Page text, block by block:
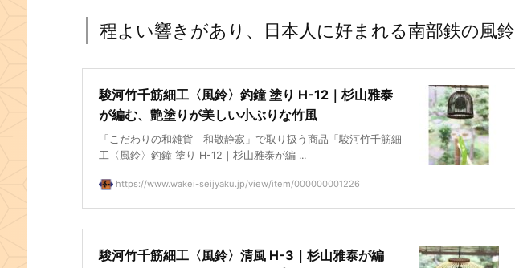
程よい響きがあり、日本人に好まれる南部鉄の風鈴
駿河竹千筋細工〈風鈴〉釣鐘 塗り H-12｜杉山雅泰
が編む、艶塗りが美しい小ぶりな竹風
「こだわりの和雑貨 和敬静寂」で取り扱う商品「駿河竹千筋細
工〈風鈴〉釣鐘 塗り H-12｜杉山雅泰が編 ...
https://www.wakei-seijyaku.jp/view/item/000000001226
駿河竹千筋細工〈風鈴〉清風 H-3｜杉山雅泰が編